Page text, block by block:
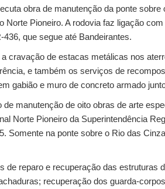
obra de manutenção da ponte
Norte Pioneiro. A rodovia faz ligação
que segue até Bandeirantes.
cravação de estacas metálicas nos
e também os serviços de
gabião e muro de concreto armado
manutenção de oito obras de arte
Norte Pioneiro da Superintendência
Somente na ponte sobre o Rio das
de reparo e recuperação das estruturas
recuperação dos guarda-